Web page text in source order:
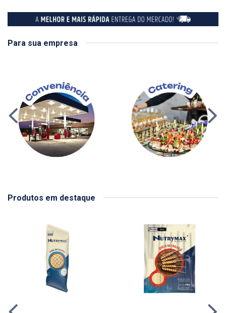
Para sua empresa
Produtos em destaque